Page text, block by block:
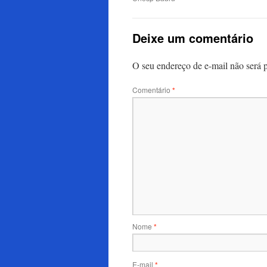
Deixe um comentário
O seu endereço de e-mail não será
Comentário *
Nome *
E-mail *